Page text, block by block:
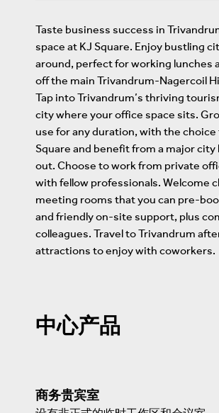
Taste business success in
space at KJ Square. Enjoy bustling
around, perfect for working lunches
off the main Trivandrum-Nagercoil
Tap into Trivandrum’s thriving
city where your office space sits.
use for any duration, with the
Square and benefit from a major
out. Choose to work from private
with fellow professionals. Welcome
meeting rooms that you can pre-
and friendly on-site support, plus
colleagues. Travel to Trivandrum
attractions to enjoy with coworkers.
中心产品
商务贵宾室